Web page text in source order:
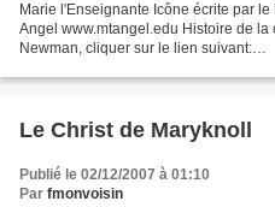
Marie l'Enseignante Icône écrite par
Angel www.mtangel.edu Histoire de
Newman, cliquer sur le lien suivant:
Le Christ de Maryknoll
Publié le 02/12/2007 à 01:10
Par fmonvoisin